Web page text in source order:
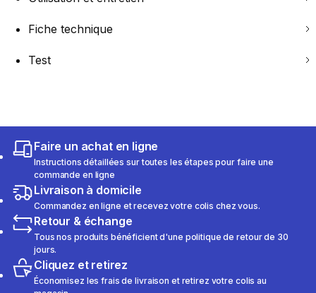
Fiche technique
Test
Faire un achat en ligne
Instructions détaillées sur toutes les étapes pour faire une
commande en ligne
Livraison à domicile
Commandez en ligne et recevez votre colis chez vous.
Retour & échange
Tous nos produits bénéficient d'une politique de retour de 30
jours.
Cliquez et retirez
Économisez les frais de livraison et retirez votre colis au